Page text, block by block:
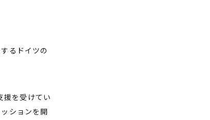
るドイツの
を受けてい
ションを開